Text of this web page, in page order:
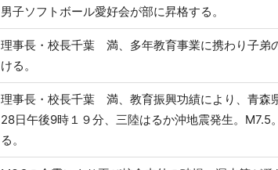
男子ソフトボール愛好会が部に昇格する。
理事長・校長千葉 満、多年教育事業に携わり子弟
ける。
理事長・校長千葉 満、教育振興功績により、青森
28日午後9時１９分、三陸はるか沖地震発生。
る。